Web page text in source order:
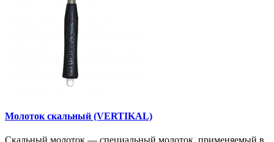
Молоток скальный (VERTIKAL)